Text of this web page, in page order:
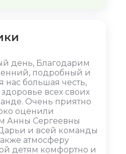
день, Благодарим
подробный и
нас большая честь,
всех своих
Очень приятно
оценили
Анны Сергеевны
и всей команды
атмосферу
детям комфортно и